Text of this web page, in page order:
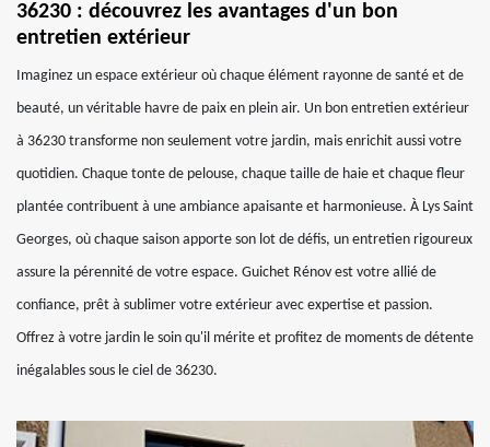
36230 : découvrez les avantages d'un bon
entretien extérieur
Imaginez un espace extérieur où chaque élément rayonne de santé et de
beauté, un véritable havre de paix en plein air. Un bon entretien extérieur
à 36230 transforme non seulement votre jardin, mais enrichit aussi votre
quotidien. Chaque tonte de pelouse, chaque taille de haie et chaque fleur
plantée contribuent à une ambiance apaisante et harmonieuse. À Lys Saint
Georges, où chaque saison apporte son lot de défis, un entretien rigoureux
assure la pérennité de votre espace. Guichet Rénov est votre allié de
confiance, prêt à sublimer votre extérieur avec expertise et passion.
Offrez à votre jardin le soin qu'il mérite et profitez de moments de détente
inégalables sous le ciel de 36230.